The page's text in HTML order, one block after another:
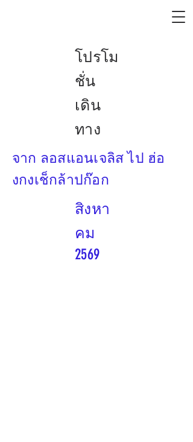
โปรโม
ชั่น
เดิน
ทาง
จาก ลอสแอนเจลิส ไป ฮ่อ
งกงเช็กล้าปก๊อก
สิงหา
คม
2569